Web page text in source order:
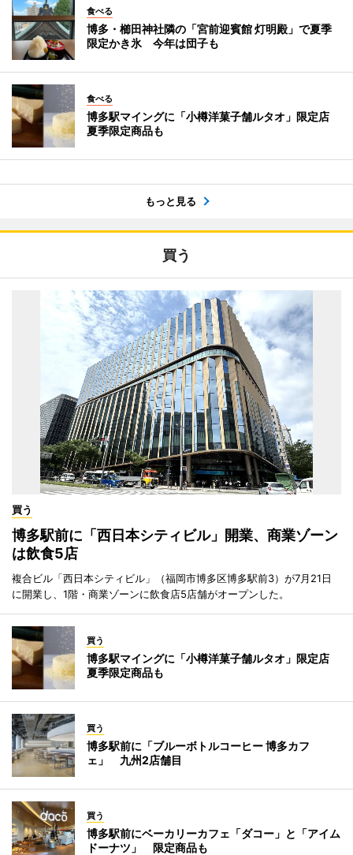
食べる
博多・櫛田神社隣の「宮前迎賓館 灯明殿」で夏季
限定かき氷 今年は団子も
食べる
博多駅マイングに「小樽洋菓子舗ルタオ」限定店
夏季限定商品も
もっと見る
買う
買う
博多駅前に「西日本シティビル」開業、商業ゾーン
は飲食5店
複合ビル「西日本シティビル」（福岡市博多区博多駅前3）が7月21日
に開業し、1階・商業ゾーンに飲食店5店舗がオープンした。
買う
博多駅マイングに「小樽洋菓子舗ルタオ」限定店
夏季限定商品も
買う
博多駅前に「ブルーボトルコーヒー 博多カフ
ェ」 九州2店舗目
買う
博多駅前にベーカリーカフェ「ダコー」と「アイム
ドーナツ」 限定商品も